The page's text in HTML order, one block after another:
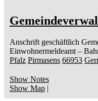
Anschrift geschäftlich
Einwohnermeldeamt –
Pfalz Pirmasens 66953
Show Notes
Show Map |